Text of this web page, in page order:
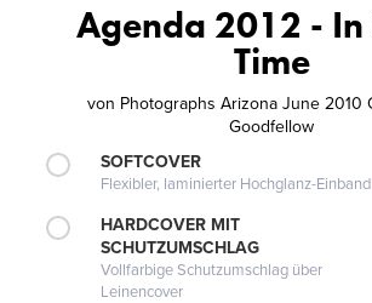
Agenda 2012 - In
Time
von Photographs Arizona June 2010
Goodfellow
SOFTCOVER
Flexibler, laminierter Hochglanz-Einband
HARDCOVER MIT
SCHUTZUMSCHLAG
Vollfarbige Schutzumschlag über
Leinencover